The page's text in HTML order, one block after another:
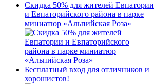
Скидка 50% для жителей Евпатории
и Евпаторийского района в парке
миниатюр «Альпийская Роза»
Бесплатный вход для отличников и
хорошистов!